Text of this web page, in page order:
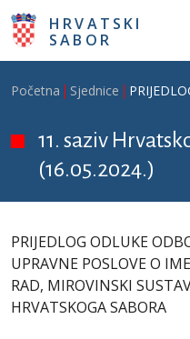
Skoči na glavni sadržaj
HRVATSKI
SABOR
Breadcrumb
Početna Sjednice
11. saziv
(16.05.2024.)
PRIJEDLOG ODLUKE
UPRAVNE POSLOVE O
RAD, MIROVINSKI
HRVATSKOGA SABORA